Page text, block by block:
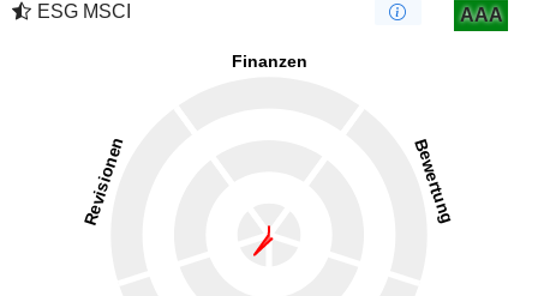
ESG MSCI
AAA